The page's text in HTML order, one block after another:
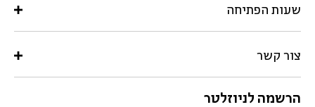
שעות הפתיחה
צור קשר
הרשמה לניוזלטר